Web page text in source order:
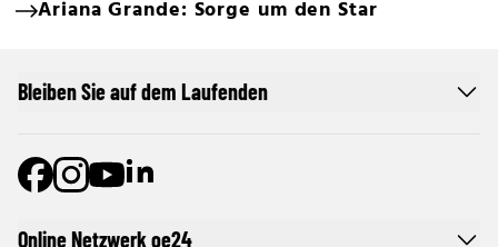
Ariana Grande: Sorge um den Star
Online Netzwerk oe24
Bleiben Sie auf dem Laufenden